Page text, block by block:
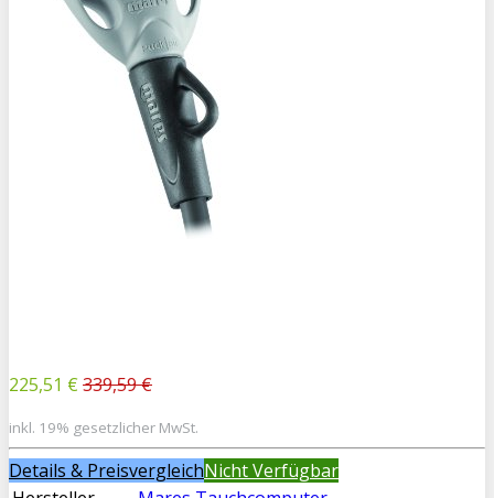
225,51 € 339,59 €
inkl. 19% gesetzlicher MwSt.
Details & PreisvergleichNicht Verfügbar